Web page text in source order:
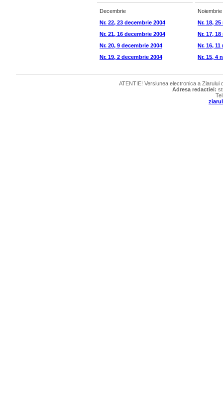
Decembrie
Nr. 22, 23 decembrie 2004
Nr. 21, 16 decembrie 2004
Nr. 20, 9 decembrie 2004
Nr. 19, 2 decembrie 2004
Noiembrie
Nr. 18,
Nr. 17,
Nr. 16,
Nr. 15, 4
ATENTIE! Versiunea electronica a Ziarului
Adresa redactiei: